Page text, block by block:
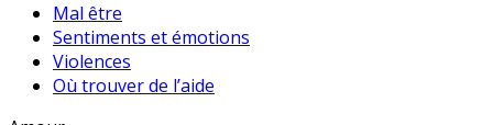
Mal être
Sentiments et émotions
Violences
Où trouver de l’aide